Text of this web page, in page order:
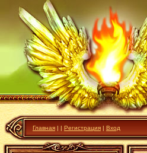
Главная | | Регистрация | Вход